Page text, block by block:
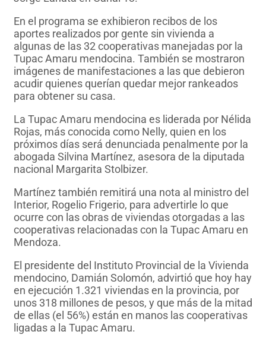
En el programa se exhibieron recibos de los
aportes realizados por gente sin vivienda a
algunas de las 32 cooperativas manejadas por la
Tupac Amaru mendocina. También se mostraron
imágenes de manifestaciones a las que debieron
acudir quienes querían quedar mejor rankeados
para obtener su casa.
La Tupac Amaru mendocina es liderada por Nélida
Rojas, más conocida como Nelly, quien en los
próximos días será denunciada penalmente por la
abogada Silvina Martínez, asesora de la diputada
nacional Margarita Stolbizer.
Martínez también remitirá una nota al ministro del
Interior, Rogelio Frigerio, para advertirle lo que
ocurre con las obras de viviendas otorgadas a las
cooperativas relacionadas con la Tupac Amaru en
Mendoza.
El presidente del Instituto Provincial de la Vivienda
mendocino, Damián Solomón, advirtió que hoy hay
en ejecución 1.321 viviendas en la provincia, por
unos 318 millones de pesos, y que más de la mitad
de ellas (el 56%) están en manos las cooperativas
ligadas a la Tupac Amaru.